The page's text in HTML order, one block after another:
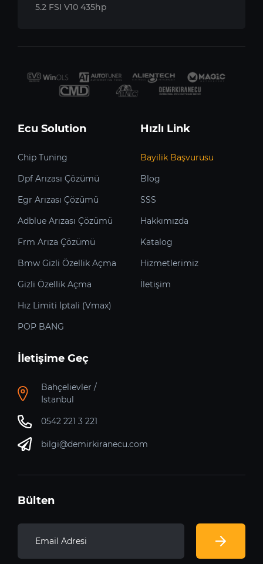
5.2 FSI V10 435hp
Ecu Solution
Chip Tuning
Dpf Arızası Çözümü
Egr Arızası Çözümü
Adblue Arızası Çözümü
Frm Arıza Çözümü
Bmw Gizli Özellik Açma
Gizli Özellik Açma
Hız Limiti İptali (Vmax)
POP BANG
Hızlı Link
Bayilik Başvurusu
Blog
SSS
Hakkımızda
Katalog
Hizmetlerimiz
İletişim
İletişime Geç
Bahçelievler /
İstanbul
0542 221 3 221
bilgi@demirkiranecu.com
Bülten